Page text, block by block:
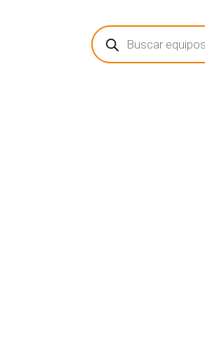
Búsqueda
de
productos